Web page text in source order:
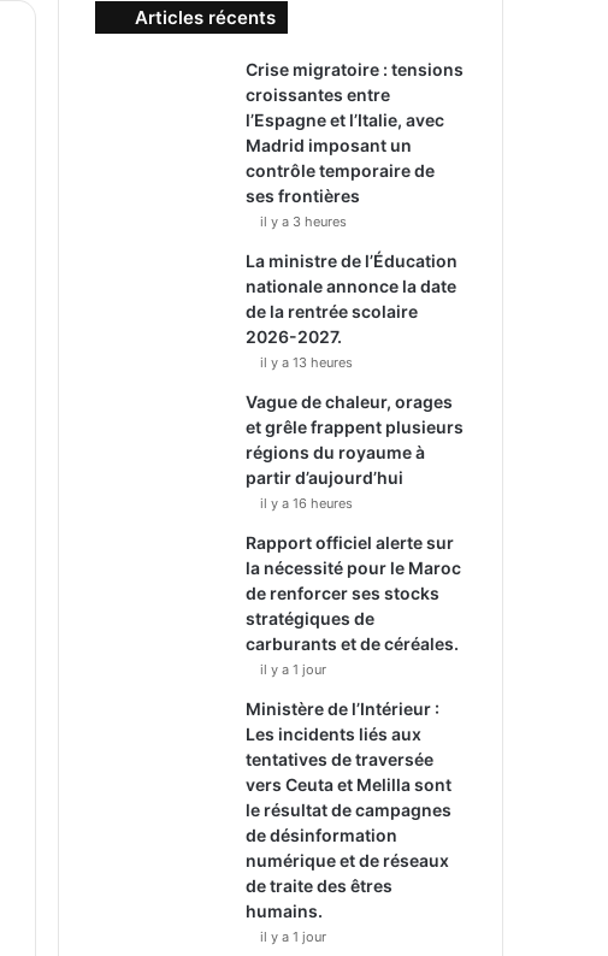
Articles récents
Crise migratoire : tensions
croissantes entre
l’Espagne et l’Italie, avec
Madrid imposant un
contrôle temporaire de
ses frontières
il y a 3 heures
La ministre de l’Éducation
nationale annonce la date
de la rentrée scolaire
2026-2027.
il y a 13 heures
Vague de chaleur, orages
et grêle frappent plusieurs
régions du royaume à
partir d’aujourd’hui
il y a 16 heures
Rapport officiel alerte sur
la nécessité pour le Maroc
de renforcer ses stocks
stratégiques de
carburants et de céréales.
il y a 1 jour
Ministère de l’Intérieur :
Les incidents liés aux
tentatives de traversée
vers Ceuta et Melilla sont
le résultat de campagnes
de désinformation
numérique et de réseaux
de traite des êtres
humains.
il y a 1 jour